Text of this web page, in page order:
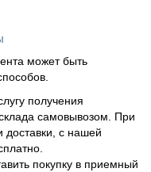
может быть
получения
самовывозом. При
доставки, с нашей
покупку в приемный